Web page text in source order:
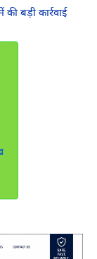
बड़ी कार्रवाई